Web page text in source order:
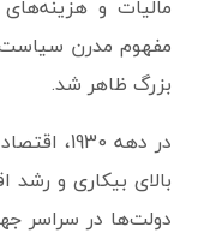
مالیات و
مفهوم مدرن سیاست
بزرگ ظاهر شد.
در دهه
بالای بیکاری و
دولت‌ها در سراسر